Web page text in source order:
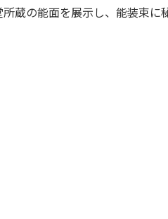
蔵の能面を展示し、能装束に